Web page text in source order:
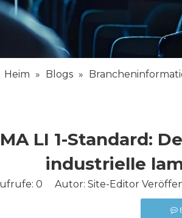
Heim » Blogs »
LI 1-Standard:
industrielle
0 Autor: Site-Editor